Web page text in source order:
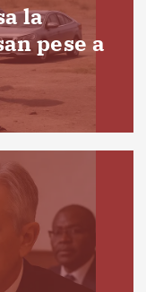
la
pese a